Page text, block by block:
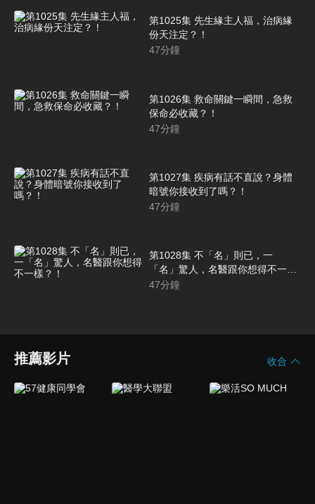
第1025集 先生緣主人福，治病緣
份天注定？！
47分鐘
第1026集 救命關鍵一瞬間，急救
保命必收藏？！
47分鐘
第1027集 疾病有話不直說？身體
暗號你接收到了嗎？！
47分鐘
第1028集 不「名」則已，一
「名」驚人，名醫跟你想得不一
樣？！
47分鐘
推薦影片 收合